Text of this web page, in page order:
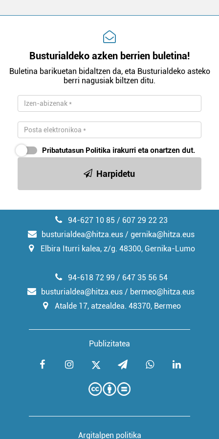
Busturialdeko azken berrien buletina!
Buletina barikuetan bidaltzen da, eta Busturialdeko asteko
berri nagusiak biltzen ditu.
Pribatutasun Politika irakurri eta onartzen dut.
Harpidetu
94-627 10 85 / 607 29 22 23
busturialdea@hitza.eus / gernika@hitza.eus
Elbira Iturri kalea, z/g. 48300, Gernika-Lumo
Publizitatea
94-618 72 99 / 647 35 56 54
busturialdea@hitza.eus / bermeo@hitza.eus
Atalde 17, atzealdea. 48370, Bermeo
Argitalpen politika